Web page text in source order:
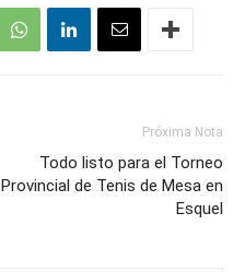
Próxima Nota
Todo listo para el Torneo
Provincial de Tenis de Mesa en
Esquel